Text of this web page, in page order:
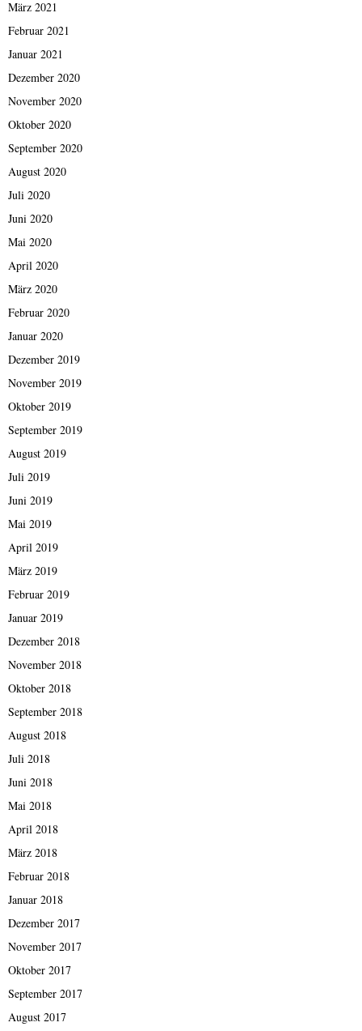
März 2021
Februar 2021
Januar 2021
Dezember 2020
November 2020
Oktober 2020
September 2020
August 2020
Juli 2020
Juni 2020
Mai 2020
April 2020
März 2020
Februar 2020
Januar 2020
Dezember 2019
November 2019
Oktober 2019
September 2019
August 2019
Juli 2019
Juni 2019
Mai 2019
April 2019
März 2019
Februar 2019
Januar 2019
Dezember 2018
November 2018
Oktober 2018
September 2018
August 2018
Juli 2018
Juni 2018
Mai 2018
April 2018
März 2018
Februar 2018
Januar 2018
Dezember 2017
November 2017
Oktober 2017
September 2017
August 2017